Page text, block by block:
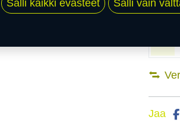
Jaa
Salli kaikki evästeet Salli vain